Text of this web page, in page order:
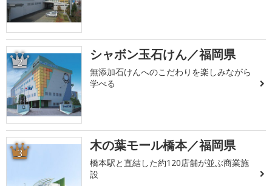
2 シャボン玉石けん／福岡県
無添加石けんへのこだわりを楽しみながら
学べる
3 木の葉モール橋本／福岡県
橋本駅と直結した約120店舗が並ぶ商業施
設